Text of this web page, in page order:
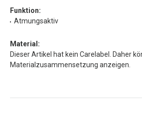
Funktion:
Atmungsaktiv
Material:
Dieser Artikel hat kein Carelabel. Daher
Materialzusammensetzung anzeigen.